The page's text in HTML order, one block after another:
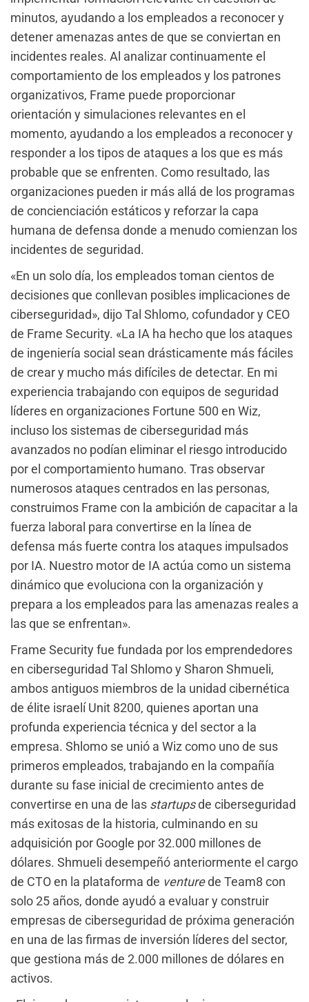
minutos, ayudando a los empleados a reconocer y
detener amenazas antes de que se conviertan en
incidentes reales. Al analizar continuamente el
comportamiento de los empleados y los patrones
organizativos, Frame puede proporcionar
orientación y simulaciones relevantes en el
momento, ayudando a los empleados a reconocer y
responder a los tipos de ataques a los que es más
probable que se enfrenten. Como resultado, las
organizaciones pueden ir más allá de los programas
de concienciación estáticos y reforzar la capa
humana de defensa donde a menudo comienzan los
incidentes de seguridad.
«En un solo día, los empleados toman cientos de
decisiones que conllevan posibles implicaciones de
ciberseguridad», dijo Tal Shlomo, cofundador y CEO
de Frame Security. «La IA ha hecho que los ataques
de ingeniería social sean drásticamente más fáciles
de crear y mucho más difíciles de detectar. En mi
experiencia trabajando con equipos de seguridad
líderes en organizaciones Fortune 500 en Wiz,
incluso los sistemas de ciberseguridad más
avanzados no podían eliminar el riesgo introducido
por el comportamiento humano. Tras observar
numerosos ataques centrados en las personas,
construimos Frame con la ambición de capacitar a la
fuerza laboral para convertirse en la línea de
defensa más fuerte contra los ataques impulsados
por IA. Nuestro motor de IA actúa como un sistema
dinámico que evoluciona con la organización y
prepara a los empleados para las amenazas reales a
las que se enfrentan».
Frame Security fue fundada por los emprendedores
en ciberseguridad Tal Shlomo y Sharon Shmueli,
ambos antiguos miembros de la unidad cibernética
de élite israelí Unit 8200, quienes aportan una
profunda experiencia técnica y del sector a la
empresa. Shlomo se unió a Wiz como uno de sus
primeros empleados, trabajando en la compañía
durante su fase inicial de crecimiento antes de
convertirse en una de las startupsde ciberseguridad
más exitosas de la historia, culminando en su
adquisición por Google por 32.000 millones de
dólares. Shmueli desempeñó anteriormente el cargo
de CTO en la plataforma de venturede Team8 con
solo 25 años, donde ayudó a evaluar y construir
empresas de ciberseguridad de próxima generación
en una de las firmas de inversión líderes del sector,
que gestiona más de 2.000 millones de dólares en
activos.